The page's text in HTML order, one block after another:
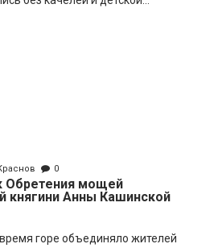
0
Обретения мощей
княгини Анны Кашинской
горе объединяло жителей